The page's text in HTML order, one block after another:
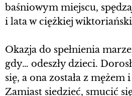
baśniowym miejscu,
i lata w ciężkiej
Okazja do spełnienia
gdy… odeszły dzieci.
się, a ona została z
Zamiast siedzieć, smucić